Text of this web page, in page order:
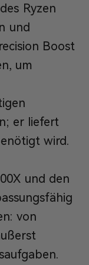
Ryzen
und
Boost
um
er liefert
wird.
und den
von